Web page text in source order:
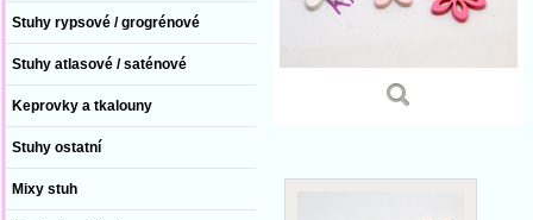
Stuhy rypsové / grogrénové
Stuhy atlasové / saténové
Keprovky a tkalouny
Stuhy ostatní
Mixy stuh